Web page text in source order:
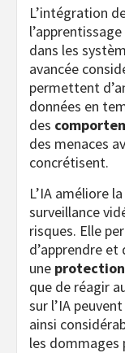
L’intégration
dans les
avancée
permettent
données en
des
des menaces
concrétisent.
L’IA améliore
surveillance
risques. Elle
d’apprendre et
une
que de réagir
sur l’IA
ainsi
les dommages